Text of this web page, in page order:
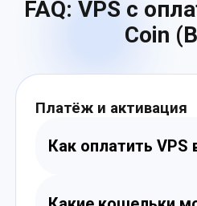
FAQ: VPS с
Coin
Платёж и активация
Как оплатить VPS
адрес для оплаты в